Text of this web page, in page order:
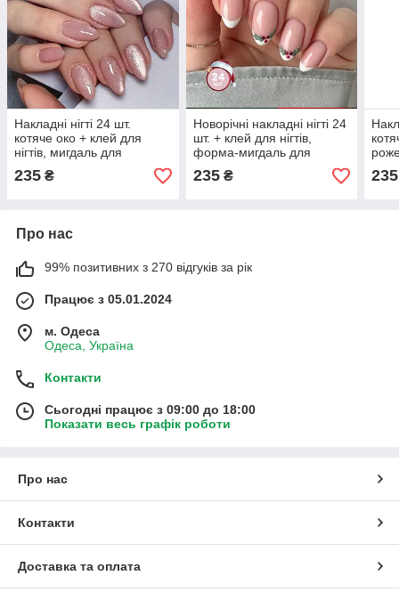
Накладні нігті 24 шт.
котяче око + клей для
нігтів, мигдаль для
манікюру
235 ₴
Новорічні накладні нігті 24
шт. + клей для нігтів,
форма-мигдаль для
манікюру - Різдвяні
235₴ 235
Про нас
99% позитивних з 270 відгуків за рік
Працює з 05.01.2024
м. Одеса
Одеса, Україна
Контакти
Сьогодні працює з 09:00 до 18:00
Показати весь графік роботи
Про нас
Контакти
Доставка та оплата